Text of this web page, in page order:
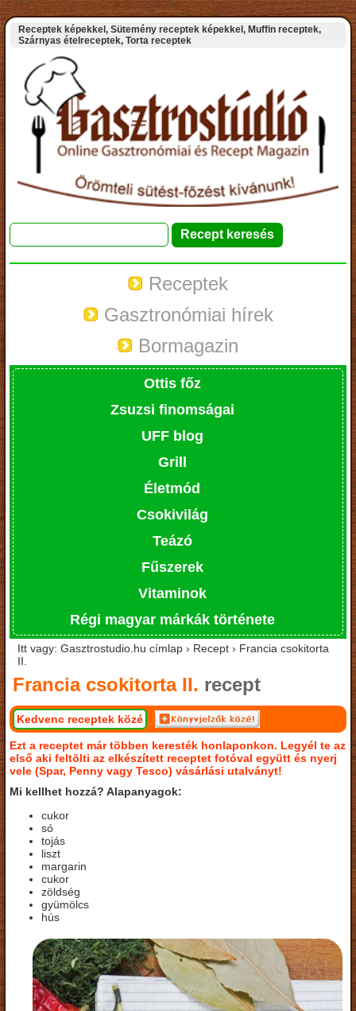
Receptek képekkel, Sütemény receptek képekkel, Muffin receptek,
Szárnyas ételreceptek, Torta receptek
Receptek
Gasztronómiai hírek
Bormagazin
Ottis főz
Zsuzsi finomságai
UFF blog
Grill
Életmód
Csokivilág
Teázó
Fűszerek
Vitaminok
Régi magyar márkák története
Itt vagy: Gasztrostudio.hu címlap › Recept › Francia csokitorta
II.
Francia csokitorta II. recept
Kedvenc receptek közé
Ezt a receptet már többen keresték honlaponkon. Legyél te az
első aki feltölti az elkészített receptet fotóval együtt és nyerj
vele (Spar, Penny vagy Tesco) vásárlási utalványt!
Mi kellhet hozzá? Alapanyagok:
cukor
só
tojás
liszt
margarin
cukor
zöldség
gyümölcs
hús